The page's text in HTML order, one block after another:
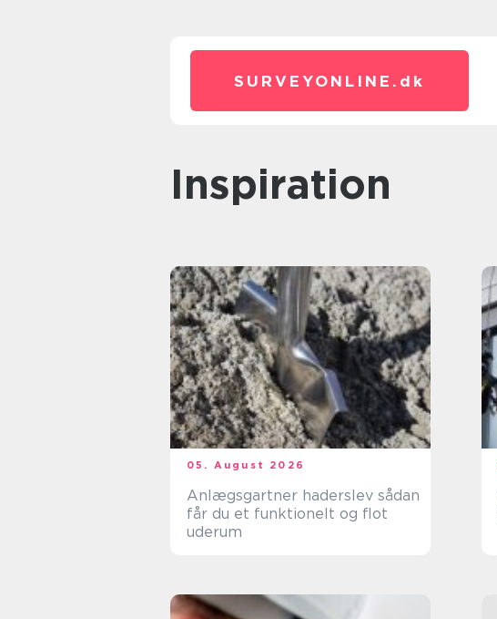
SURVEYONLINE. dk
inspiration
05. August 2026
Anlægsgartner haderslev sådan
får du et funktionelt og flot
uderum